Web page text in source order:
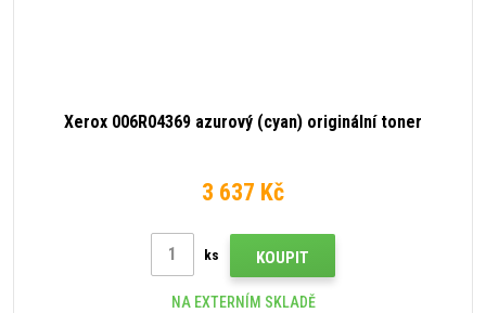
Xerox 006R04369 azurový (cyan) originální toner
3 637 Kč
ks KOUPIT
NA EXTERNÍM SKLADĚ